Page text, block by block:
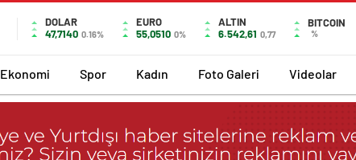
DOLAR
47,7140 0.16%
EURO
55,0510 0%
ALTIN
6.542,61 0,77
BITCOIN
%
Ekonomi Spor Kadın Foto Galeri Videolar